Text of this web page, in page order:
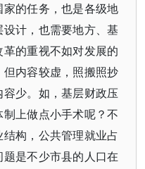
的任务，也是各级地
计，也需要地方、基
的重视不如对发展的
内容较虚，照搬照抄
少。如，基层财政压
上做点小手术呢？不
构，公共管理就业占
是不少市县的人口在